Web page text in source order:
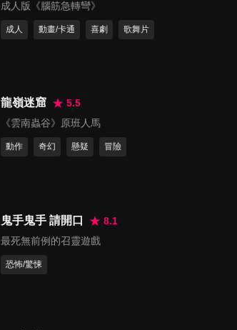
起舞，邁向未來
Mansaku, Mansai and Yuki, The Three
Family: Divine Dance in Paris
成人版《腦筋急轉彎》
成人 動畫/卡通 喜劇 歌舞片
龍嶺迷窟
5.5
《雲南蟲谷》原班人馬
動作 奇幻 懸疑 冒險
鬼手鬼手 請開口
8.1
最死無前例的召靈遊戲
恐怖/驚悚